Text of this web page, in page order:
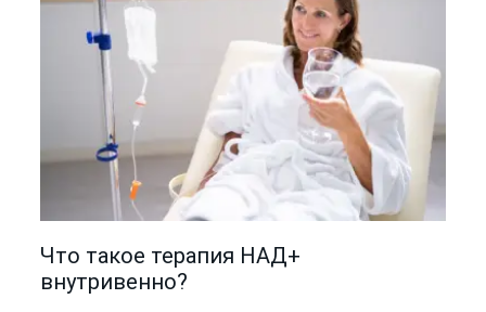
Что такое терапия НАД+
внутривенно?